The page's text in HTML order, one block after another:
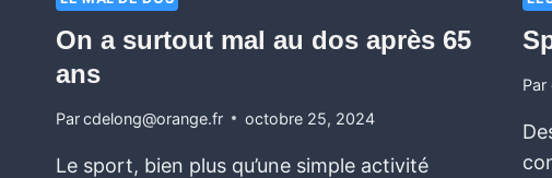
On a surtout mal au dos après 65
ans
Parcdelong@orange.fr octobre 25, 2024
Le sport, bien plus qu’une simple activité
Par